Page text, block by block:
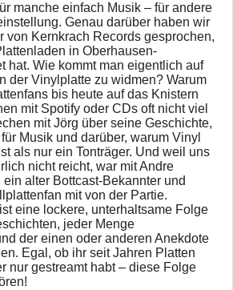
manche einfach Musik – für andere
Genau darüber haben wir
von Kernkrach Records gesprochen,
in Oberhausen-
hat. Wie kommt man eigentlich auf
der Vinylplatte zu widmen? Warum
bis heute auf das Knistern
mit Spotify oder CDs oft nicht viel
mit Jörg über seine Geschichte,
Musik und darüber, warum Vinyl
als nur ein Tonträger. Und weil uns
nicht reicht, war mit Andre
alter Bottcast-Bekannter und
mit von der Partie.
eine lockere, unterhaltsame Folge
jeder Menge
der einen oder anderen Anekdote
Egal, ob ihr seit Jahren Platten
nur gestreamt habt – diese Folge